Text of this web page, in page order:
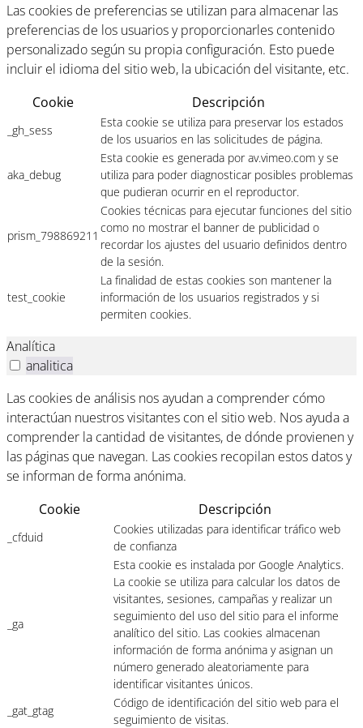
Las cookies de preferencias se utilizan para almacenar las
preferencias de los usuarios y proporcionarles contenido
personalizado según su propia configuración. Esto puede
incluir el idioma del sitio web, la ubicación del visitante, etc.
Cookie
Descripción
_gh_sess
Esta cookie se utiliza para preservar los estados
de los usuarios en las solicitudes de página.
aka_debug
Esta cookie es generada por av.vimeo.com y se
utiliza para poder diagnosticar posibles problemas
que pudieran ocurrir en el reproductor.
prism_798869211
Cookies técnicas para ejecutar funciones del sitio
como no mostrar el banner de publicidad o
recordar los ajustes del usuario definidos dentro
de la sesión.
test_cookie
La finalidad de estas cookies son mantener la
información de los usuarios registrados y si
permiten cookies.
Analítica
analitica
Las cookies de análisis nos ayudan a comprender cómo
interactúan nuestros visitantes con el sitio web. Nos ayuda a
comprender la cantidad de visitantes, de dónde provienen y
las páginas que navegan. Las cookies recopilan estos datos y
se informan de forma anónima.
Cookie
Descripción
_cfduid
Cookies utilizadas para identificar tráfico web
de confianza
_ga
Esta cookie es instalada por Google Analytics.
La cookie se utiliza para calcular los datos de
visitantes, sesiones, campañas y realizar un
seguimiento del uso del sitio para el informe
analítico del sitio. Las cookies almacenan
información de forma anónima y asignan un
número generado aleatoriamente para
identificar visitantes únicos.
_gat_gtag
Código de identificación del sitio web para el
seguimiento de visitas.